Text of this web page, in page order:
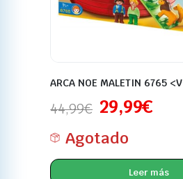
ARCA NOE MALETIN 6765 <V
44,99€ 29,99€
Agotado
Leer más